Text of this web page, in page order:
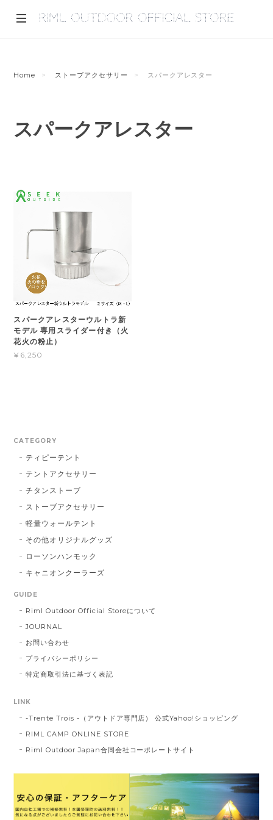
Home ストーブアクセサリー スパークアレスター
スパークアレスター
スパークアレスターウルトラ新
モデル 専用スライダー付き（火
花火の粉止）
¥6,250
CATEGORY
ティピーテント
テントアクセサリー
チタンストーブ
ストーブアクセサリー
軽量ウォールテント
その他オリジナルグッズ
ローソンハンモック
キャニオンクーラーズ
GUIDE
Riml Outdoor Official Storeについて
JOURNAL
お問い合わせ
プライバシーポリシー
特定商取引法に基づく表記
LINK
-Trente Trois -（アウトドア専門店） 公式Yahoo!ショッピング
RIML CAMP ONLINE STORE
Riml Outdoor Japan合同会社コーポレートサイト